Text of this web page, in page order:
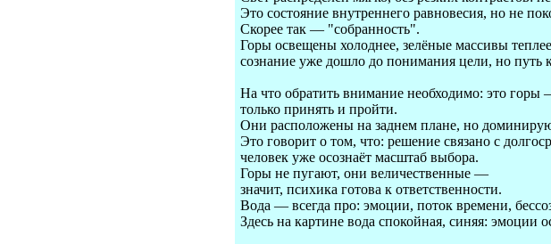
Это состояние внутреннего равновесия, но не
Скорее так — "собранность".
Горы освещены холоднее, зелёные массивы
сознание уже дошло до понимания цели, но путь
На что обратить внимание необходимо: это
только принять и пройти.
Они расположены на заднем плане, но
Это говорит о том, что: решение связано с
человек уже осознаёт масштаб выбора.
Горы не пугают, они величественные —
значит, психика готова к ответственности.
Вода — всегда про: эмоции, поток времени,
Здесь на картине вода спокойная, синяя: эмоции